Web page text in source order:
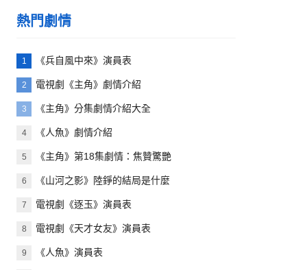
熱門劇情
1 《兵自風中來》演員表
2 電視劇《主角》劇情介紹
3 《主角》分集劇情介紹大全
4 《人魚》劇情介紹
5 《主角》第18集劇情：焦贊驚艷
6 《山河之影》陸錚的結局是什麼
7 電視劇《逐玉》演員表
8 電視劇《天才女友》演員表
9 《人魚》演員表